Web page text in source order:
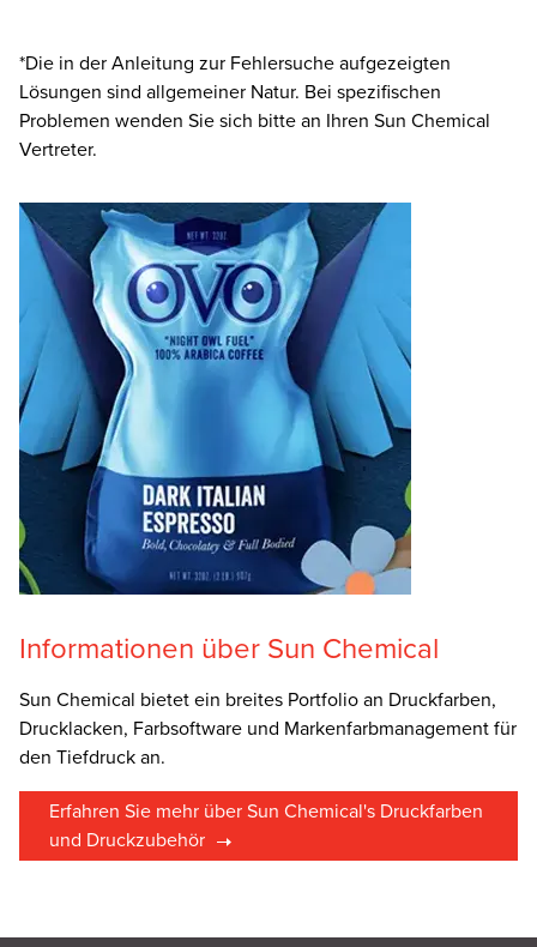
*Die in der Anleitung zur Fehlersuche aufgezeigten
Lösungen sind allgemeiner Natur. Bei spezifischen
Problemen wenden Sie sich bitte an Ihren Sun Chemical
Vertreter.
Informationen über Sun Chemical
Sun Chemical bietet ein breites Portfolio an Druckfarben,
Drucklacken, Farbsoftware und Markenfarbmanagement für
den Tiefdruck an.
Erfahren Sie mehr über Sun Chemical's Druckfarben
und Druckzubehör